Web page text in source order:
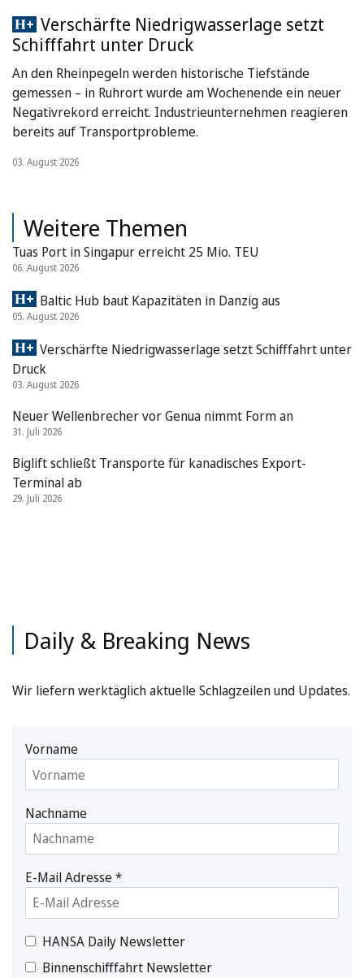
Verschärfte Niedrigwasserlage setzt
Schifffahrt unter Druck
An den Rheinpegeln werden historische Tiefstände
gemessen – in Ruhrort wurde am Wochenende ein neuer
Negativrekord erreicht. Industrieunternehmen reagieren
bereits auf Transportprobleme.
03. August 2026
Weitere Themen
Tuas Port in Singapur erreicht 25 Mio. TEU
06. August 2026
Baltic Hub baut Kapazitäten in Danzig aus
05. August 2026
Verschärfte Niedrigwasserlage setzt Schifffahrt unter
Druck
03. August 2026
Neuer Wellenbrecher vor Genua nimmt Form an
31. Juli 2026
Biglift schließt Transporte für kanadisches Export-
Terminal ab
29. Juli 2026
Daily & Breaking News
Wir liefern werktäglich aktuelle Schlagzeilen und Updates.
Vorname
Nachname
E-Mail Adresse*
HANSA Daily Newsletter
Binnenschifffahrt Newsletter